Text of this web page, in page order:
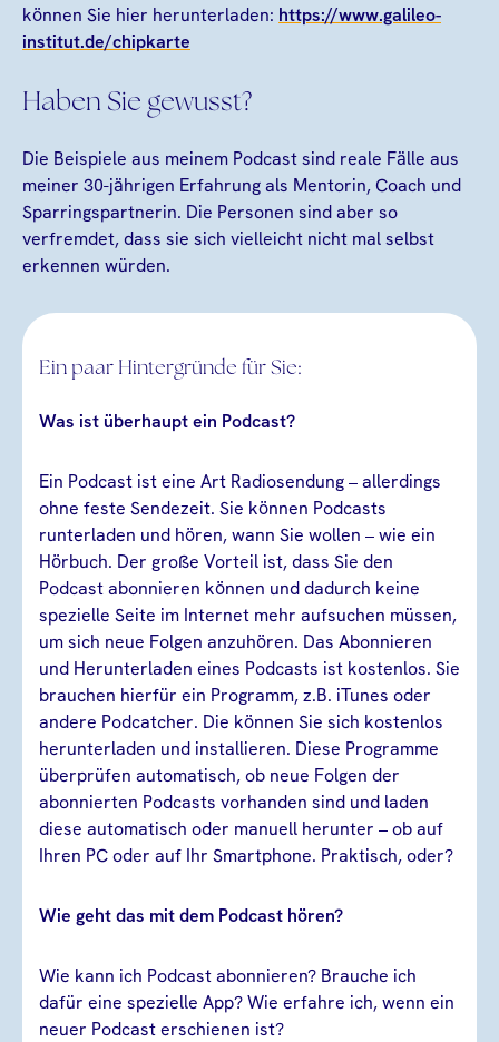
können Sie hier herunterladen: https://www.galileo-
institut.de/chipkarte
Haben Sie gewusst?
Die Beispiele aus meinem Podcast sind reale Fälle aus
meiner 30-jährigen Erfahrung als Mentorin, Coach und
Sparringspartnerin. Die Personen sind aber so
verfremdet, dass sie sich vielleicht nicht mal selbst
erkennen würden.
Ein paar Hintergründe für Sie:
Was ist überhaupt ein Podcast?
Ein Podcast ist eine Art Radiosendung – allerdings
ohne feste Sendezeit. Sie können Podcasts
runterladen und hören, wann Sie wollen – wie ein
Hörbuch. Der große Vorteil ist, dass Sie den
Podcast abonnieren können und dadurch keine
spezielle Seite im Internet mehr aufsuchen müssen,
um sich neue Folgen anzuhören. Das Abonnieren
und Herunterladen eines Podcasts ist kostenlos. Sie
brauchen hierfür ein Programm, z.B. iTunes oder
andere Podcatcher. Die können Sie sich kostenlos
herunterladen und installieren. Diese Programme
überprüfen automatisch, ob neue Folgen der
abonnierten Podcasts vorhanden sind und laden
diese automatisch oder manuell herunter – ob auf
Ihren PC oder auf Ihr Smartphone. Praktisch, oder?
Wie geht das mit dem Podcast hören?
Wie kann ich Podcast abonnieren? Brauche ich
dafür eine spezielle App? Wie erfahre ich, wenn ein
neuer Podcast erschienen ist?